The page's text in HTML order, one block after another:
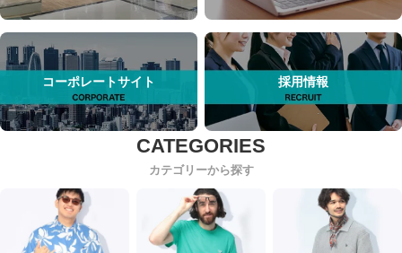
コーポレートサイト 採用情報
カテゴリーから探す